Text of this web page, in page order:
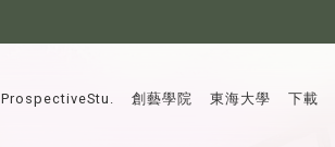
:::
ProspectiveStu. 創藝學院 東海大學 下載